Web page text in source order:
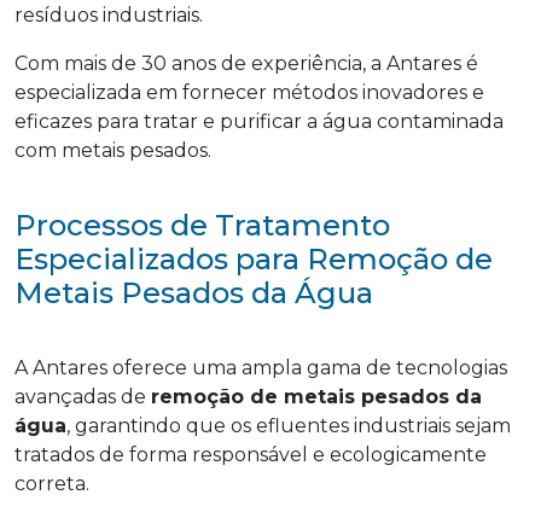
resíduos industriais.
Com mais de 30 anos de experiência, a Antares é
especializada em fornecer métodos inovadores e
eficazes para tratar e purificar a água contaminada
com metais pesados.
Processos de Tratamento
Especializados para Remoção de
Metais Pesados da Água
A Antares oferece uma ampla gama de tecnologias
avançadas de remoção de metais pesados da
água, garantindo que os efluentes industriais sejam
tratados de forma responsável e ecologicamente
correta.